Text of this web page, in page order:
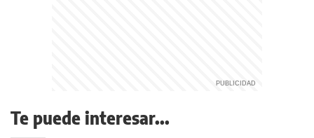
Te puede interesar...